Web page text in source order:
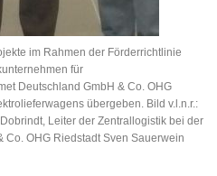
im Rahmen der Förderrichtlinie
für
Deutschland GmbH & Co. OHG
übergeben. Bild v.l.n.r.:
Leiter der Zentrallogistik bei der
OHG Riedstadt Sven Sauerwein